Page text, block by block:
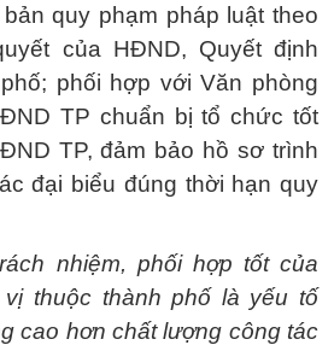
quy phạm pháp luật theo
của HĐND, Quyết định
phối hợp với Văn phòng
TP chuẩn bị tổ chức tốt
TP, đảm bảo hồ sơ trình
đại biểu đúng thời hạn quy
nhiệm, phối hợp tốt của
thuộc thành phố là yếu tố
cao hơn chất lượng công tác